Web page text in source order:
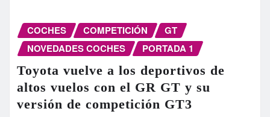
COCHES COMPETICIÓN
GT
NOVEDADES COCHES
PORTADA 1
Toyota vuelve a los deportivos de
altos vuelos con el GR GT y su
versión de competición GT3